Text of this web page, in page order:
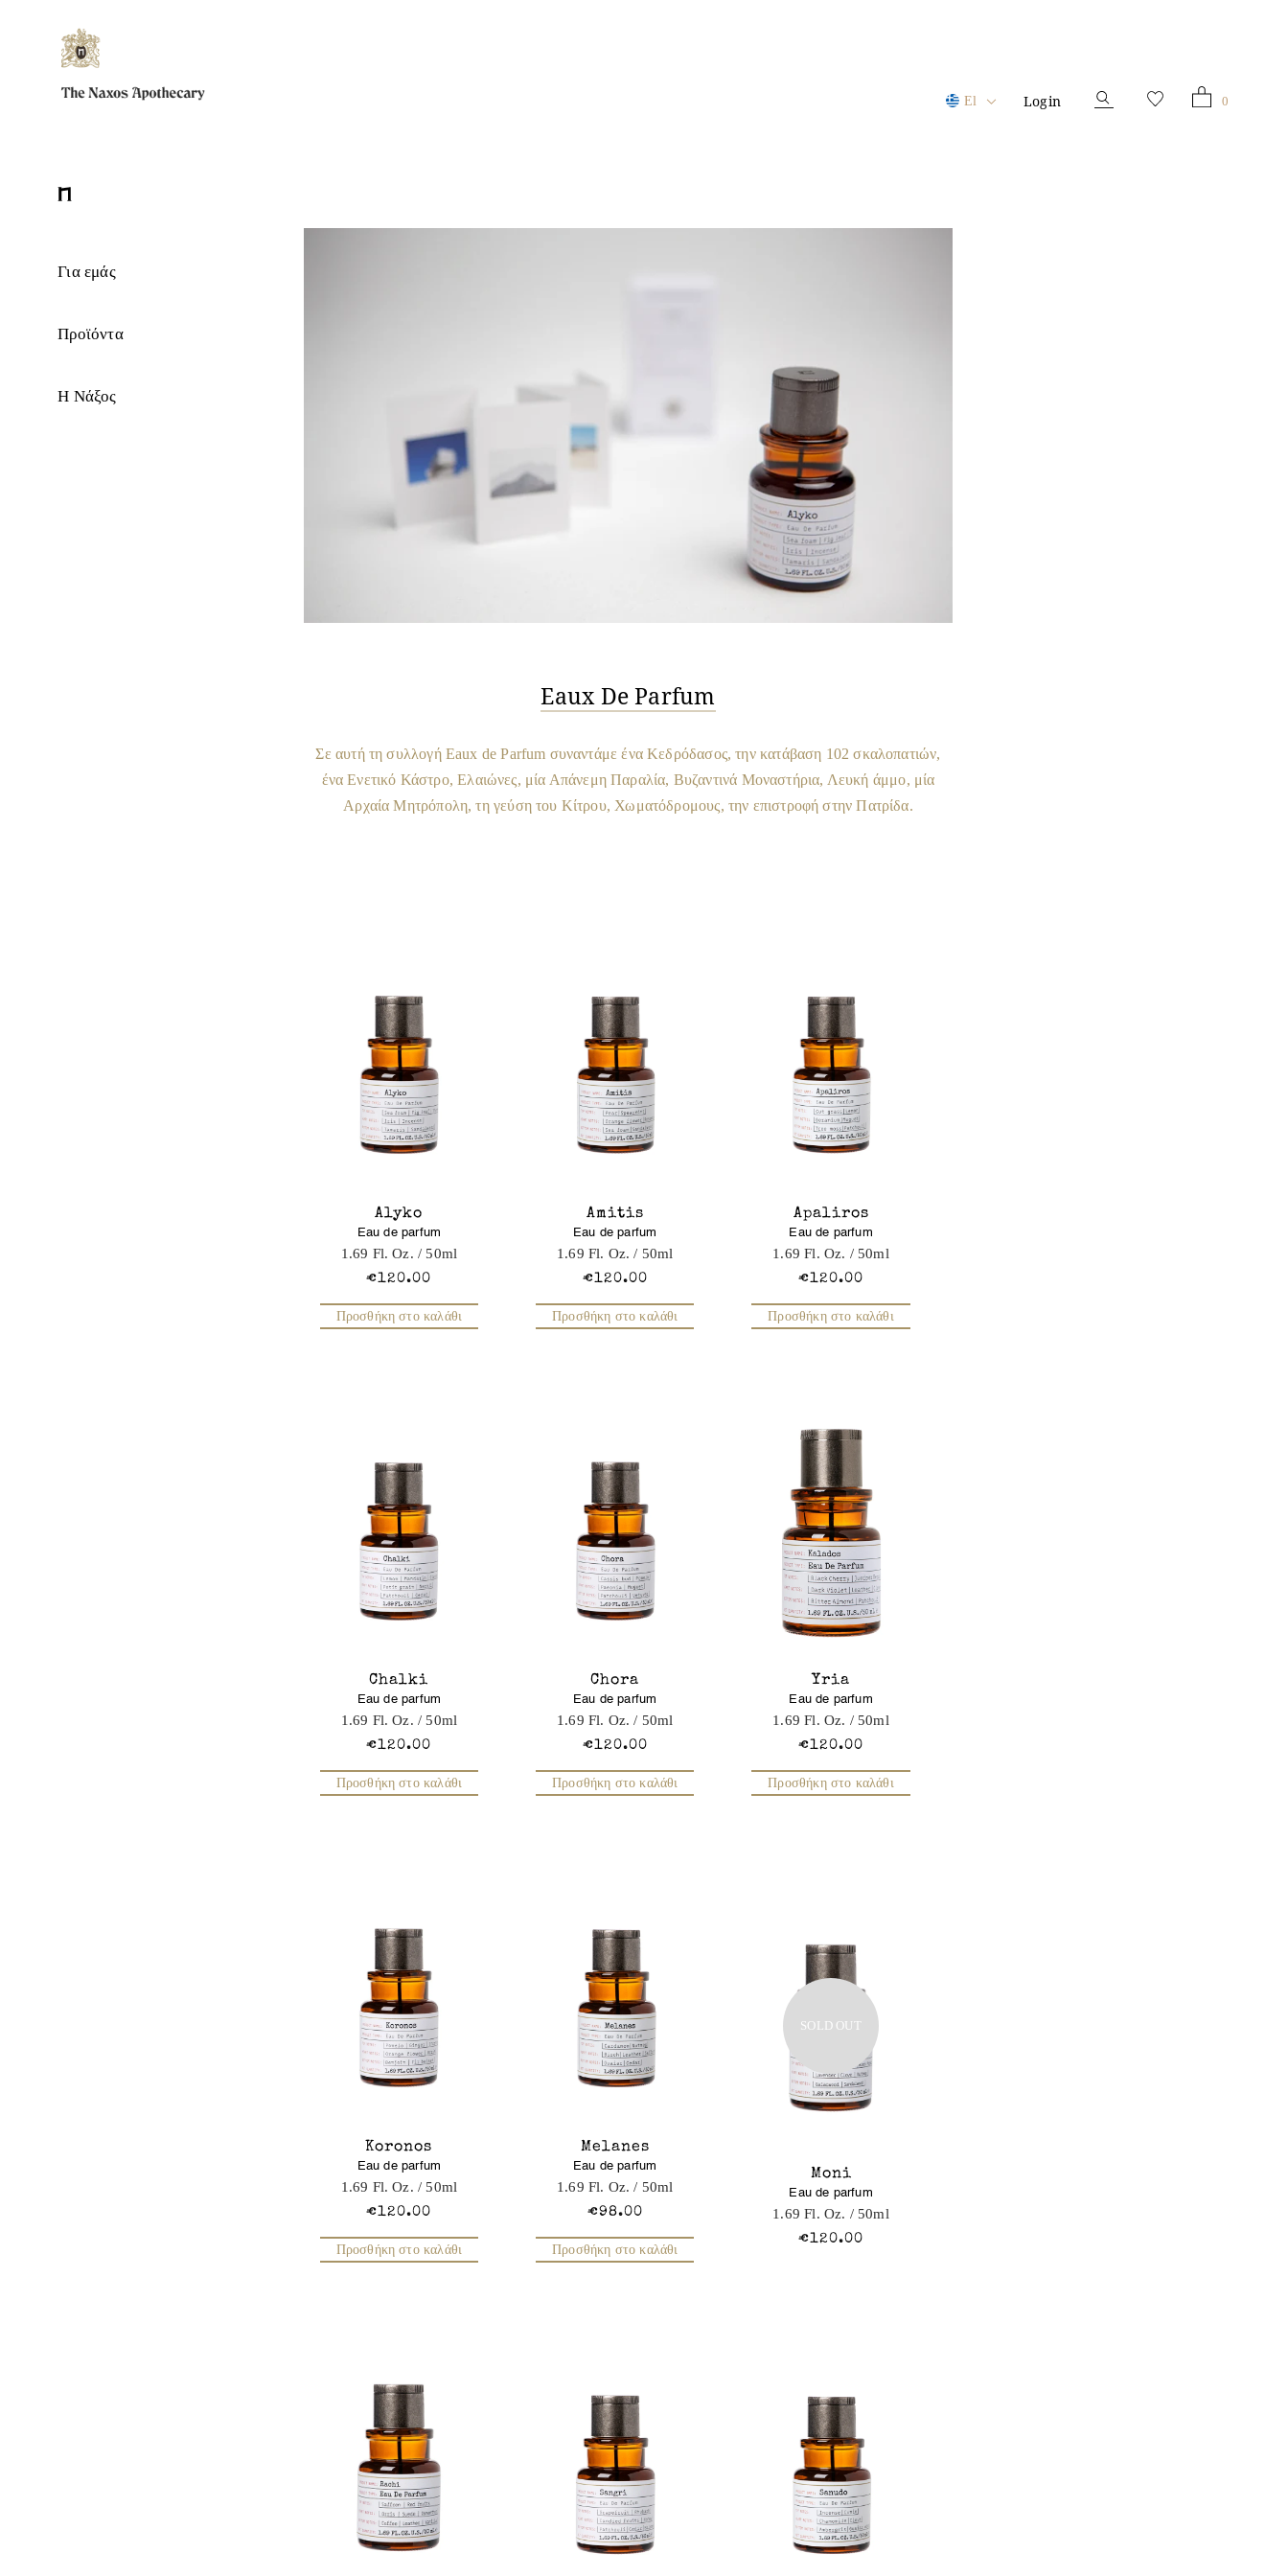
Για εμάς
Προϊόντα
Η Νάξος
El Login 0
Eaux De Parfum
Σε αυτή τη συλλογή Eaux de Parfum συναντάμε ένα Κεδρόδασος, την κατάβαση 102 σκαλοπατιών,
ένα Ενετικό Κάστρο, Ελαιώνες, μία Απάνεμη Παραλία, Βυζαντινά Μοναστήρια, Λευκή άμμο, μία
Αρχαία Μητρόπολη, τη γεύση του Κίτρου, Χωματόδρομους, την επιστροφή στην Πατρίδα.
Alyko
Eau de parfum
1.69 Fl. Oz. / 50ml
€120.00
Προσθήκη στο καλάθι
Amitis
Eau de parfum
1.69 Fl. Oz. / 50ml
€120.00
Προσθήκη στο καλάθι
Apaliros
Eau de parfum
1.69 Fl. Oz. / 50ml
€120.00
Προσθήκη στο καλάθι
Chalki
Eau de parfum
1.69 Fl. Oz. / 50ml
€120.00
Προσθήκη στο καλάθι
Chora
Eau de parfum
1.69 Fl. Oz. / 50ml
€120.00
Προσθήκη στο καλάθι
Yria
Eau de parfum
1.69 Fl. Oz. / 50ml
€120.00
Προσθήκη στο καλάθι
Koronos
Eau de parfum
1.69 Fl. Oz. / 50ml
€120.00
Προσθήκη στο καλάθι
Melanes
Eau de parfum
1.69 Fl. Oz. / 50ml
€98.00
Προσθήκη στο καλάθι
SOLD OUT
Moni
Eau de parfum
1.69 Fl. Oz. / 50ml
€120.00